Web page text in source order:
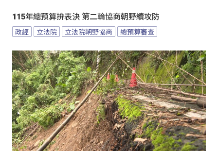
115年總預算拚表決 第二輪協商朝野續攻防
政經 立法院 立法院朝野協商 總預算審查